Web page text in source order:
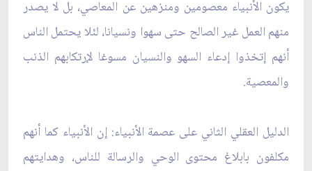
يكون الأنبياء معصومين ومنزهين عن المعاصي، بل لا يصدر
منهم العمل غير الصالح حتى سهوا ونسيانا، لئلا يحتمل الناس
أنهم إتخذوا إدعاء السهو والنسيان مسوغا لإرتكابهم الذنب
والمعصية.
الدليل العقلي الثاني على عصمة الأنبياء: إن الأنبياء كما أنهم
مكلفون بابلاغ محتوى الوحي والرسالة للناس، وهدايتهم